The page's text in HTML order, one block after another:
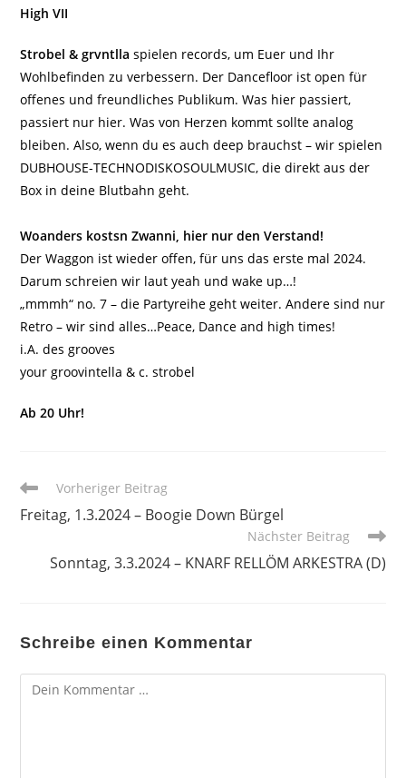
High VII
Strobel & grvntlla spielen records, um Euer und Ihr
Wohlbefinden zu verbessern. Der Dancefloor ist open für
offenes und freundliches Publikum. Was hier passiert,
passiert nur hier. Was von Herzen kommt sollte analog
bleiben. Also, wenn du es auch deep brauchst – wir spielen
DUBHOUSE-TECHNODISKOSOULMUSIC, die direkt aus der
Box in deine Blutbahn geht.
Woanders kostsn Zwanni, hier nur den Verstand!
Der Waggon ist wieder offen, für uns das erste mal 2024.
Darum schreien wir laut yeah und wake up…!
„mmmh“ no. 7 – die Partyreihe geht weiter. Andere sind nur
Retro – wir sind alles…Peace, Dance and high times!
i.A. des grooves
your groovintella & c. strobel
Ab 20 Uhr!
Weitere
ansehen
Vorheriger Beitrag
Freitag, 1.3.2024 – Boogie Down Bürgel
Nächster Beitrag
Sonntag, 3.3.2024 – KNARF RELLÖM ARKESTRA (D)
Schreibe einen Kommentar
Kommentar